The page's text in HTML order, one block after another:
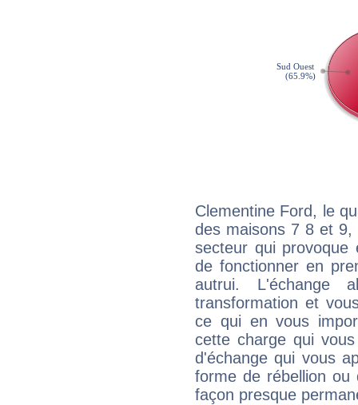
Clementine Ford, le
des maisons 7 8 et
secteur qui provoque
de fonctionner en
autrui. L'échange
transformation et
ce qui en vous
cette charge qui
d'échange qui vous
forme de rébellion ou
façon presque